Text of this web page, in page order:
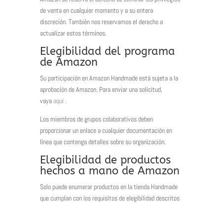
de venta en cualquier momento y a su entera
discreción. También nos reservamos el derecho a
actualizar estos términos.
Elegibilidad del programa
de Amazon
Su participación en Amazon Handmade está sujeta a la
aprobación de Amazon. Para enviar una solicitud,
vaya aquí .
Los miembros de grupos colaborativos deben
proporcionar un enlace a cualquier documentación en
línea que contenga detalles sobre su organización.
Elegibilidad de productos
hechos a mano de Amazon
Solo puede enumerar productos en la tienda Handmade
que cumplan con los requisitos de elegibilidad descritos